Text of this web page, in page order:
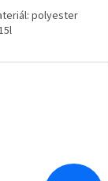
polyester